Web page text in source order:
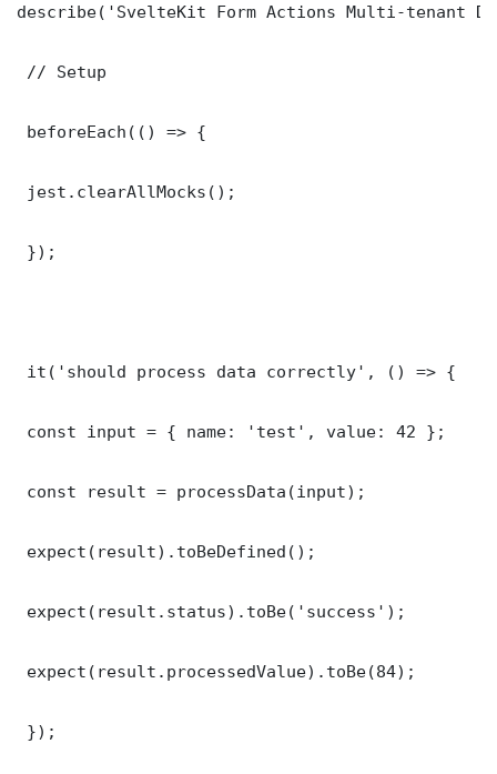
describe('SvelteKit Form Actions Multi-tenant
// Setup
beforeEach(() => {
jest.clearAllMocks();
});
it('should process data correctly', () => {
const input = { name: 'test', value: 42 };
const result = processData(input);
expect(result).toBeDefined();
expect(result.status).toBe('success');
expect(result.processedValue).toBe(84);
});